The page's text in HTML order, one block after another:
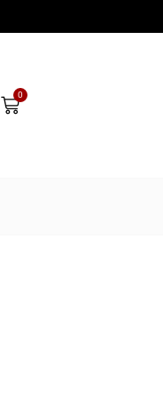
0
Winkelwagen